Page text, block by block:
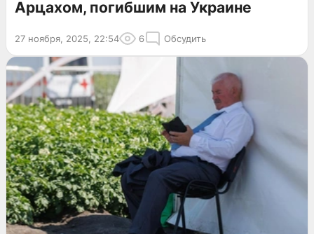
Арцахом, погибшим на Украине
27 ноября, 2025, 22:54 6 Обсудить